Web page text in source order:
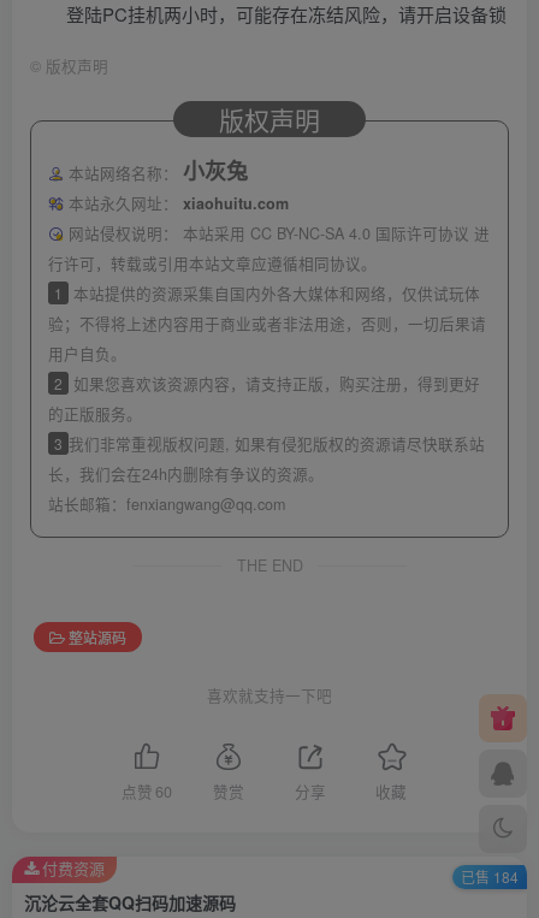
登陆PC挂机两小时，可能存在冻结风险，请开启设备锁
© 版权声明
版权声明
本站网络名称： 小灰兔
本站永久网址：
xiaohuitu.com
网站侵权说明：
本站采用 CC BY-NC-SA 4.0 国际许可协议 进
行许可，转载或引用本站文章应遵循相同协议。
1
本站提供的资源采集自国内外各大媒体和网络，仅供试玩体
验；不得将上述内容用于商业或者非法用途，否则，一切后果请
用户自负。
2
如果您喜欢该资源内容，请支持正版，购买注册，得到更好
的正版服务。
3 我们非常重视版权问题, 如果有侵犯版权的资源请尽快联系站
长，我们会在24h内删除有争议的资源。
站长邮箱： fenxiangwang@qq.com
THE END
整站源码
喜欢就支持一下吧
点赞 60 赞赏 分享 收藏
沉沦云全套QQ扫码加速源码
付费资源 已售 184